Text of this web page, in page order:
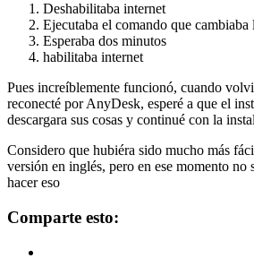
Deshabilitaba internet
Ejecutaba el comando que
Esperaba dos minutos
habilitaba internet
Pues increíblemente funcionó, cuando
reconecté por AnyDesk, esperé a que el
descargara sus cosas y continué con la
Considero que hubiéra sido mucho más
versión en inglés, pero en ese momento no
hacer eso
Comparte esto: